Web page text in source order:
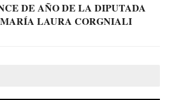
DE AÑO DE LA DIPUTADA
LAURA CORGNIALI